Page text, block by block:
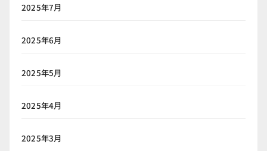
2025年7月
2025年6月
2025年5月
2025年4月
2025年3月